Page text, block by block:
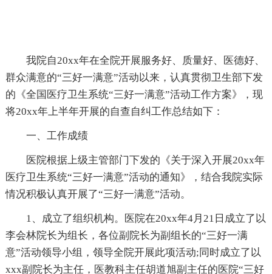
我院自20xx年在全院开展服务好、质量好、医德好、
群众满意的“三好一满意”活动以来，认真贯彻卫生部下发
的《全国医疗卫生系统“三好一满意”活动工作方案》，现
将20xx年上半年开展的自查自纠工作总结如下：
一、工作成绩
医院根据上级主管部门下发的《关于深入开展20xx年
医疗卫生系统“三好一满意”活动的通知》，结合我院实际
情况积极认真开展了“三好一满意”活动。
1、成立了组织机构。医院在20xx年4月21日成立了以
李会林院长为组长，各位副院长为副组长的“三好一满
意”活动领导小组，领导全院开展此项活动;同时成立了以
xxx副院长为主任，医教科主任胡道旭副主任的医院“三好